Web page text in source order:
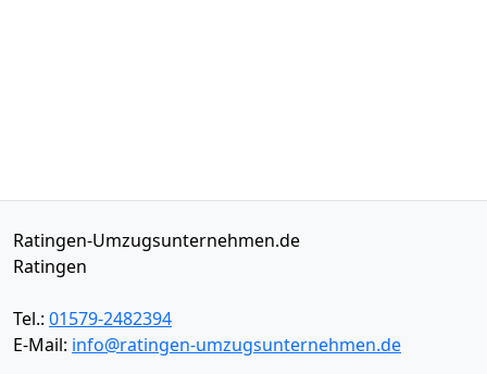
Ratingen-Umzugsunternehmen.de
Ratingen
Tel.: 01579-2482394
E-Mail: info@ratingen-umzugsunternehmen.de